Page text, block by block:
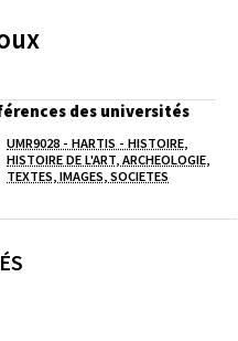
des universités
UMR9028 - HARTIS - HISTOIRE,
HISTOIRE DE L'ART, ARCHEOLOGIE,
TEXTES, IMAGES, SOCIETES